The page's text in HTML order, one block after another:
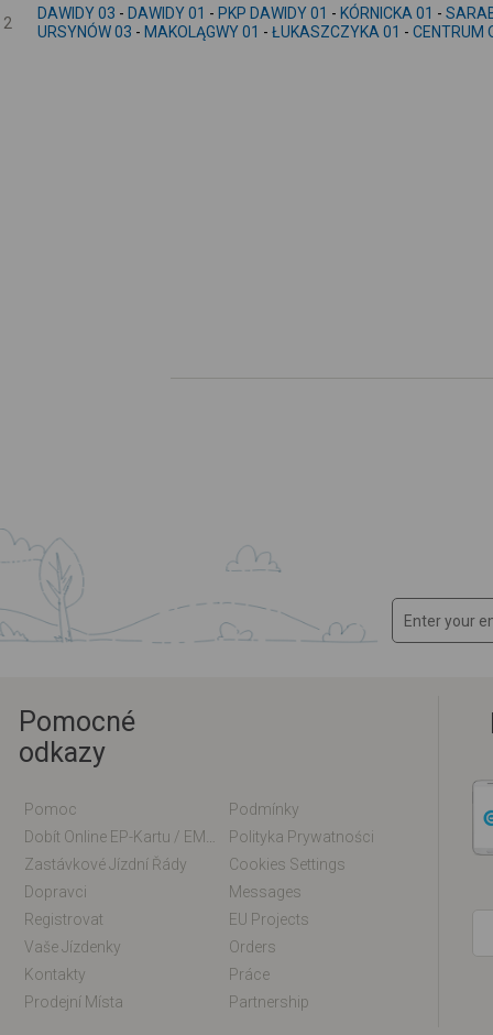
2
DAWIDY 03 - DAWIDY 01 - PKP DAWIDY 01 - KÓRNICKA 01 -
URSYNÓW 03 - MAKOLĄGWY 01 - ŁUKASZCZYKA 01 - CENTRUM
Pomocné
odkazy
Pomoc
Podmínky
Polityka Prywatności
Zastávkové Jízdní Řády
Cookies Settings
Dopravci
Messages
Registrovat
EU Projects
Vaše Jízdenky
Orders
Kontakty
Práce
Prodejní Místa
Partnership